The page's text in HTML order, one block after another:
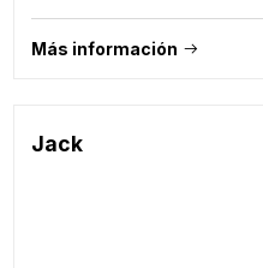
Más información
Jack